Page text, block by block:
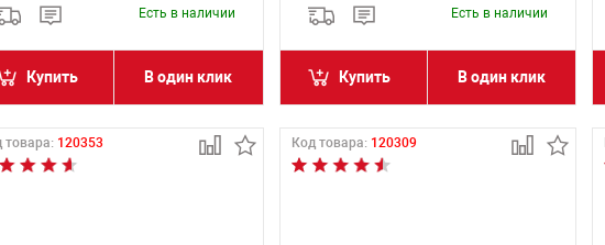
Есть в наличии
Купить В один клик
Есть в наличии
Купить В один клик
товара: 120353 Код товара: 120309